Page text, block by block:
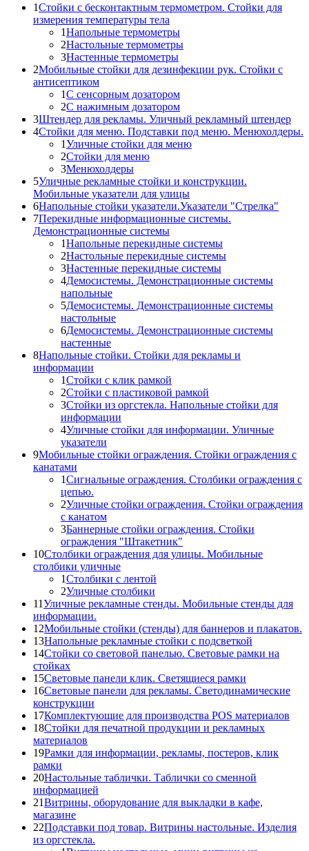
1Стойки с бесконтактным термометром. Стойки для
измерения температуры тела
1Напольные термометры
2Настольные термометры
3Настенные термометры
2Мобильные стойки для дезинфекции рук. Стойки с
антисептиком
1С сенсорным дозатором
2С нажимным дозатором
3Штендер для рекламы. Уличный рекламный штендер
4Стойки для меню. Подставки под меню. Менюхолдеры.
1Уличные стойки для меню
2Стойки для меню
3Менюхолдеры
5Уличные рекламные стойки и конструкции.
Мобильные указатели для улицы
6Напольные стойки указатели.Указатели "Стрелка"
7Перекидные информационные системы.
Демонстрационные системы
1Напольные перекидные системы
2Настольные перекидные системы
3Настенные перекидные системы
4Демосистемы. Демонстрационные системы
напольные
5Демосистемы. Демонстрационные системы
настольные
6Демосистемы. Демонстрационные системы
настенные
8Напольные стойки. Стойки для рекламы и
информации
1Стойки с клик рамкой
2Стойки с пластиковой рамкой
3Стойки из оргстекла. Напольные стойки для
информации
4Уличные стойки для информации. Уличные
указатели
9Мобильные стойки ограждения. Стойки ограждения с
канатами
1Сигнальные ограждения. Столбики ограждения с
цепью.
2Уличные стойки ограждения. Стойки ограждения
с канатом
3Баннерные стойки ограждения. Стойки
ограждения "Штакетник"
10Столбики ограждения для улицы. Мобильные
столбики уличные
1Столбики с лентой
2Уличные столбики
11Уличные рекламные стенды. Мобильные стенды для
информации.
12Мобильные стойки (стенды) для баннеров и плакатов.
13Напольные рекламные стойки с подсветкой
14Стойки со световой панелью. Световые рамки на
стойках
15Световые панели клик. Светящиеся рамки
16Световые панели для рекламы. Светодинамические
конструкции
17Комплектующие для производства POS материалов
18Стойки для печатной продукции и рекламных
материалов
19Рамки для информации, рекламы, постеров, клик
рамки
20Настольные таблички. Таблички со сменной
информацией
21Витрины, оборудование для выкладки в кафе,
магазине
22Подставки под товар. Витрины настольные. Изделия
из оргстекла.